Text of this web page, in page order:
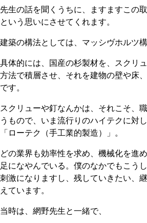
先生の話を聞くうちに、ますますこの
という思いにさせてくれます。
建築の構法としては、マッシヴホルツ構
具体的には、国産の杉製材を、スクリ
方法で積層させ、それを建物の壁や床
です。
スクリューや釘なんかは、それこそ、
うもので、いま流行りのハイテクに対
「ローテク（手工業的製造）」。
どの業界も効率性を求め、機械化を進
足になやんでいる。僕のなかでもこう
刺激になりますし、残していきたい、
えています。
当時は、網野先生と一緒で、